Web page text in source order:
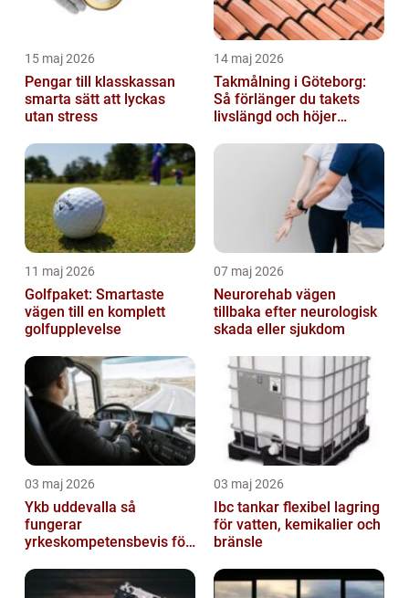
15 maj 2026
Pengar till klasskassan
smarta sätt att lyckas
utan stress
14 maj 2026
Takmålning i Göteborg:
Så förlänger du takets
livslängd och höjer
11 maj 2026
Golfpaket: Smartaste
vägen till en komplett
golfupplevelse
07 maj 2026
Neurorehab vägen
tillbaka efter neurologisk
skada eller sjukdom
03 maj 2026
Ykb uddevalla så
fungerar
yrkeskompetensbevis för
03 maj 2026
Ibc tankar flexibel lagring
för vatten, kemikalier och
bränsle